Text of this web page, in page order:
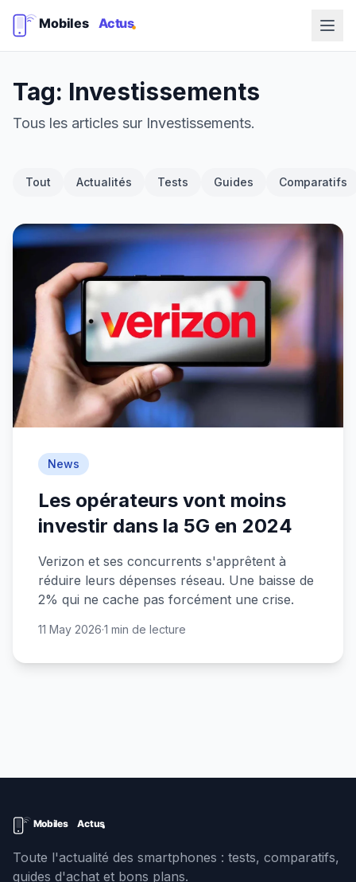
Tag: Investissements
Tous les articles sur Investissements.
Tout Actualités Tests Guides Comparatifs
News
Les opérateurs vont moins
investir dans la 5G en 2024
Verizon et ses concurrents s'apprêtent à
réduire leurs dépenses réseau. Une baisse de
2% qui ne cache pas forcément une crise.
11 May 2026·1 min de lecture
Toute l'actualité des smartphones : tests, comparatifs,
guides d'achat et bons plans.